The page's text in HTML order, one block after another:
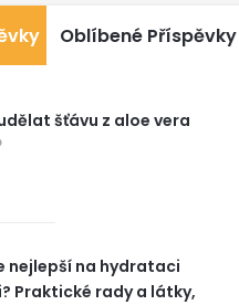
Oblíbené Příspěvky
šťávu z aloe vera
nejlepší na hydrataci
Praktické rady a látky,